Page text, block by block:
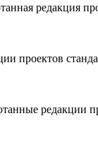
проектов
редакции